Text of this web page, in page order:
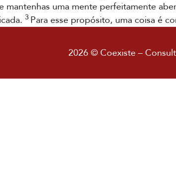
mantenhas uma mente perfeitamente
3 Para esse propósito, uma coisa é
2026 © Coexiste –